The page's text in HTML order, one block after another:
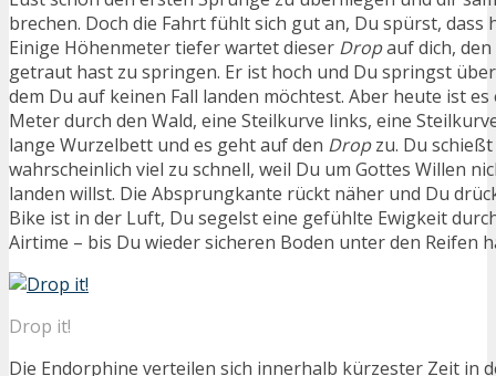
brechen. Doch die Fahrt fühlt sich gut an, Du spürst, dass
Einige Höhenmeter tiefer wartet dieser Dropauf dich, den
getraut hast zu springen. Er ist hoch und Du springst
dem Du auf keinen Fall landen möchtest. Aber heute ist
Meter durch den Wald, eine Steilkurve links, eine
lange Wurzelbett und es geht auf den Dropzu. Du schießt
wahrscheinlich viel zu schnell, weil Du um Gottes Willen
landen willst. Die Absprungkante rückt näher und Du
Bike ist in der Luft, Du segelst eine gefühlte Ewigkeit
Airtime – bis Du wieder sicheren Boden unter den Reifen
Drop it!
Die Endorphine verteilen sich innerhalb kürzester Zeit in